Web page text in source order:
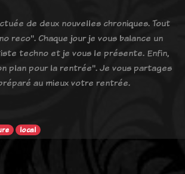
de deux nouvelles chroniques. Tout
reco". Chaque jour je vous balance un
techno et je vous le présente. Enfin,
plan pour la rentrée". Je vous partages
au mieux votre rentrée.
local